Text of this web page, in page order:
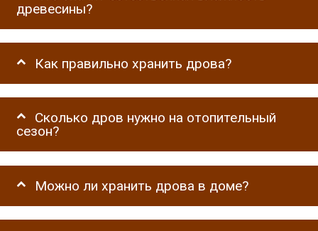
древесины?
Как правильно хранить дрова?
Сколько дров нужно на отопительный
сезон?
Можно ли хранить дрова в доме?